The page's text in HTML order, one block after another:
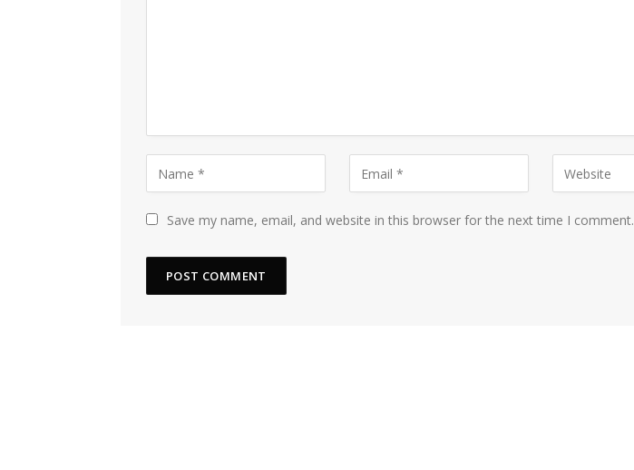
Save my name, email, and website in this browser for the next time I comment.